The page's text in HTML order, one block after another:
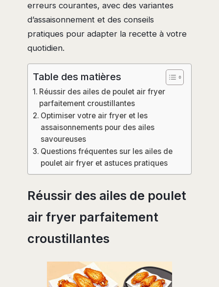
erreurs courantes, avec des variantes
d’assaisonnement et des conseils
pratiques pour adapter la recette à votre
quotidien.
Table des matières
Réussir des ailes de poulet air fryer
parfaitement croustillantes
Optimiser votre air fryer et les
assaisonnements pour des ailes
savoureuses
Questions fréquentes sur les ailes de
poulet air fryer et astuces pratiques
Réussir des ailes de poulet
air fryer parfaitement
croustillantes